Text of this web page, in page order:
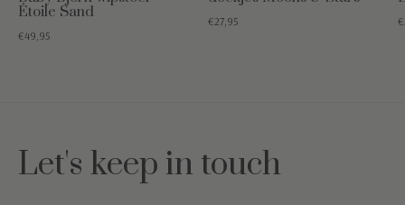
Étoile Sand
€49,95
€27,95
Let's keep in touch